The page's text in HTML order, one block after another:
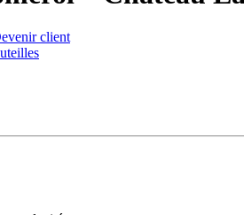
client